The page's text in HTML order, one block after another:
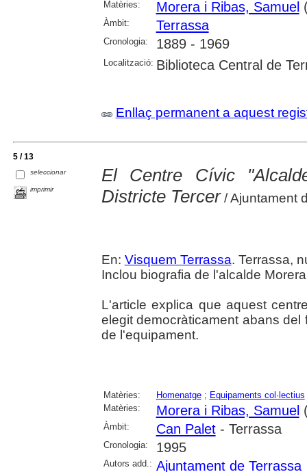
Matèries:
Morera i Ribas, Samuel
Àmbit: Terrassa
Cronologia: 1889 - 1969
Localització: Biblioteca Central de
Enllaç permanent a aquest
5 / 13
seleccionar
imprimir
El Centre Cívic
Districte Tercer/ Ajuntament
En: Visquem Terrassa. Terrassa,
Inclou biografia de l'alcalde
L'article explica que aquest
elegit democràticament abans
de l'equipament.
Matèries: Homenatge; Equipaments col·lectius
Matèries:
Morera i Ribas, Samuel
Àmbit: Can Palet- Terrassa
Cronologia: 1995
Autors add.: Ajuntament de Terrassa